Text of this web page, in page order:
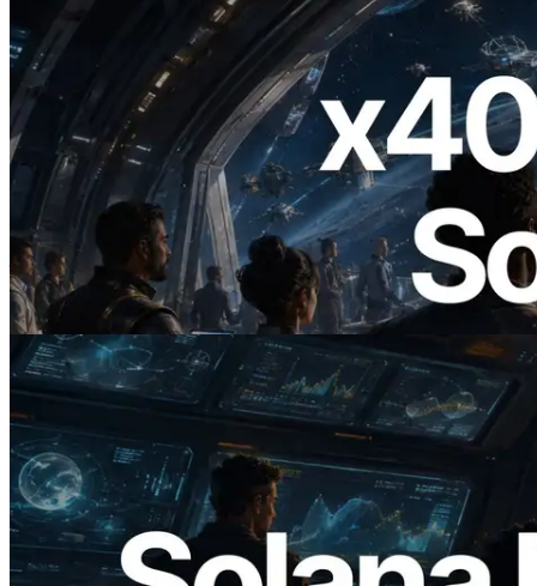
2026.07.04
ERPC 發布支援 x402 支付的 Solana RPC
— AI Agent 按需為 API 付款的時代開啟
閱讀此文章